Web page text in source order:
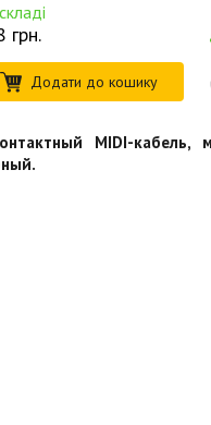
грн.
Додати до кошику
MIDI-